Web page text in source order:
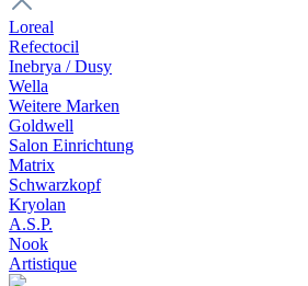
Loreal
Refectocil
Inebrya / Dusy
Wella
Weitere Marken
Goldwell
Salon Einrichtung
Matrix
Schwarzkopf
Kryolan
A.S.P.
Nook
Artistique